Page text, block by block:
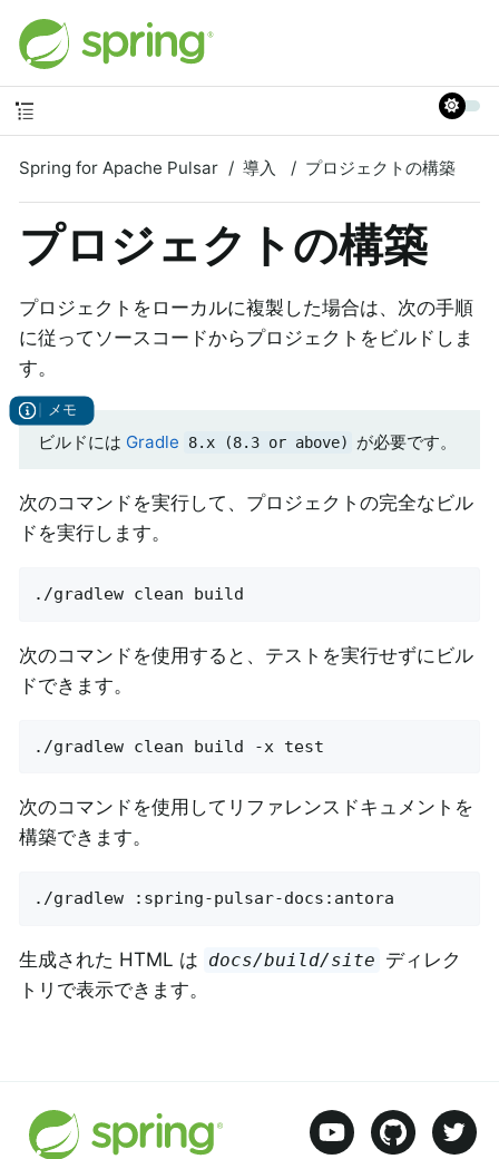
Spring for Apache Pulsar 導入 プロジェクトの構築
プロジェクトの構築
プロジェクトをローカルに複製した場合は、次の手順
に従ってソースコードからプロジェクトをビルドしま
す。
ビルドには Gradle 8.x (8.3 or above) が必要です。
次のコマンドを実行して、プロジェクトの完全なビル
ドを実行します。
./gradlew clean build
次のコマンドを使用すると、テストを実行せずにビル
ドできます。
./gradlew clean build -x test
次のコマンドを使用してリファレンスドキュメントを
構築できます。
./gradlew :spring-pulsar-docs:antora
生成された HTML は docs/build/site ディレク
トリで表示できます。